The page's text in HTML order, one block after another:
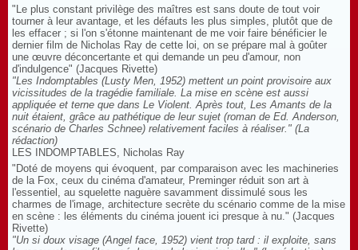
"Le plus constant privilège des maîtres est sans doute de tout voir
tourner à leur avantage, et les défauts les plus simples, plutôt que de
les effacer ; si l'on s'étonne maintenant de me voir faire bénéficier le
dernier film de Nicholas Ray de cette loi, on se prépare mal à goûter
une œuvre déconcertante et qui demande un peu d'amour, non
d'indulgence" (Jacques Rivette)
"Les Indomptables (Lusty Men, 1952) mettent un point provisoire aux
vicissitudes de la tragédie familiale. La mise en scène est aussi
appliquée et terne que dans Le Violent. Après tout, Les Amants de la
nuit étaient, grâce au pathétique de leur sujet (roman de Ed. Anderson,
scénario de Charles Schnee) relativement faciles à réaliser." (La
rédaction)
LES INDOMPTABLES, Nicholas Ray
"Doté de moyens qui évoquent, par comparaison avec les machineries
de la Fox, ceux du cinéma d'amateur, Preminger réduit son art à
l'essentiel, au squelette naguère savamment dissimulé sous les
charmes de l'image, architecture secrète du scénario comme de la mise
en scène : les éléments du cinéma jouent ici presque à nu." (Jacques
Rivette)
"Un si doux visage (Angel face, 1952) vient trop tard : il exploite, sans